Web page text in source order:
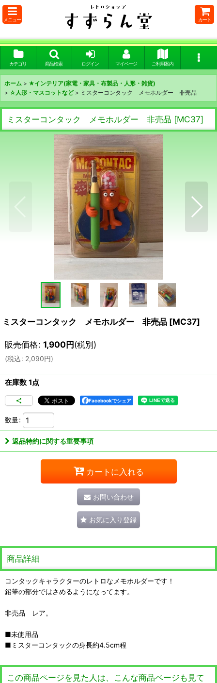
メニュー カート
カテゴリ 商品検索 ログイン マイページ ご利用案内
ホーム > ★インテリア(家電・家具・布製品・人形・雑貨)
> ☆人形・マスコットなど > ミスターコンタック メモホルダー 非売品
ミスターコンタック メモホルダー 非売品 [MC37]
ミスターコンタック メモホルダー 非売品 [MC37]
販売価格: 1,900円(税別)
(税込: 2,090円)
在庫数 1点
Facebookでシェア
数量:
返品特約に関する重要事項
カートに入れる
お問い合わせ
お気に入り登録
商品詳細
コンタックキャラクターのレトロなメモホルダーです！
鉛筆の部分ではさめるようになってます。
非売品 レア。
■未使用品
■ミスターコンタックの身長約4.5cm程
この商品ページを見た人は、こんな商品ページも見て